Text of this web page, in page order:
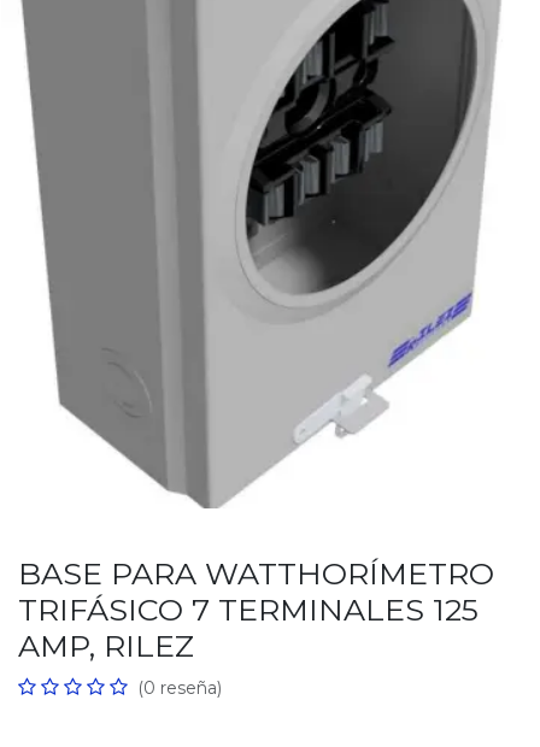
BASE PARA WATTHORÍMETRO
TRIFÁSICO 7 TERMINALES 125
AMP, RILEZ
(0 reseña)